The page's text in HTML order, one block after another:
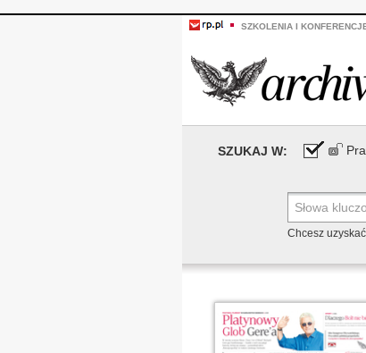
SZKOLENIA I
SZUKAJ W:
Chcesz